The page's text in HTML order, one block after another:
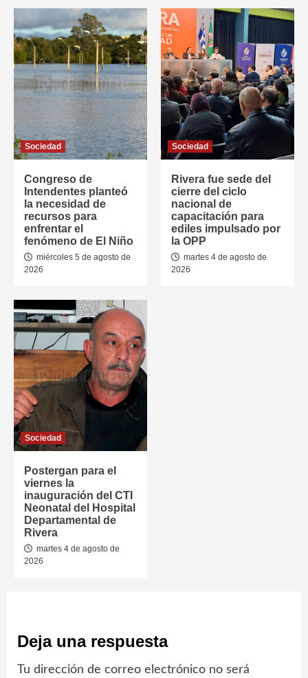
Sociedad
Congreso de
Intendentes planteó
la necesidad de
recursos para
enfrentar el
fenómeno de El Niño
miércoles 5 de agosto de
2026
Sociedad
Rivera fue sede del
cierre del ciclo
nacional de
capacitación para
ediles impulsado por
la OPP
martes 4 de agosto de
2026
Sociedad
Postergan para el
viernes la
inauguración del CTI
Neonatal del Hospital
Departamental de
Rivera
martes 4 de agosto de
2026
Deja una respuesta
Tu dirección de correo electrónico no será